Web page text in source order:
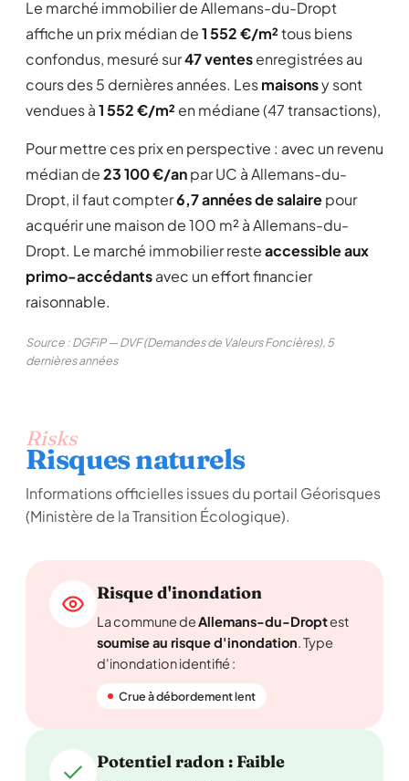
Le marché immobilier de Allemans-du-Dropt
affiche un prix médian de1 552 €/m²tous biens
confondus, mesuré sur47 ventesenregistrées au
cours des 5 dernières années. Lesmaisonsy sont
vendues à1 552 €/m² en médiane (47 transactions),
Pour mettre ces prix en perspective : avec un revenu
médian de23 100 €/anpar UC à Allemans-du-
Dropt, il faut compter6,7 années de salairepour
acquérir une maison de 100 m² à Allemans-du-
Dropt. Le marché immobilier resteaccessible aux
primo-accédantsavec un effort financier
raisonnable.
Source : DGFiP — DVF (Demandes de Valeurs Foncières), 5
dernières années
Risks
Risques naturels
Informations officielles issues du portail Géorisques
(Ministère de la Transition Écologique).
Risque d'inondation
La commune deAllemans-du-Droptest
soumise au risque d'inondation. Type
d'inondation identifié :
Crue à débordement lent
Potentiel radon : Faible